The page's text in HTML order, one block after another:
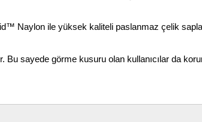
Naylon ile yüksek kaliteli paslanmaz çelik
sayede görme kusuru olan kullanıcılar da